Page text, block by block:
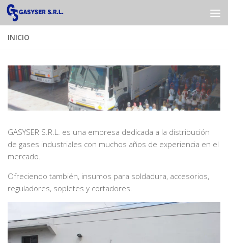
Saltar al contenido
INICIO
GASYSER S.R.L. es una empresa dedicada a la distribución
de gases industriales con muchos años de experiencia en el
mercado.
Ofreciendo también, insumos para soldadura, accesorios,
reguladores, sopletes y cortadores.